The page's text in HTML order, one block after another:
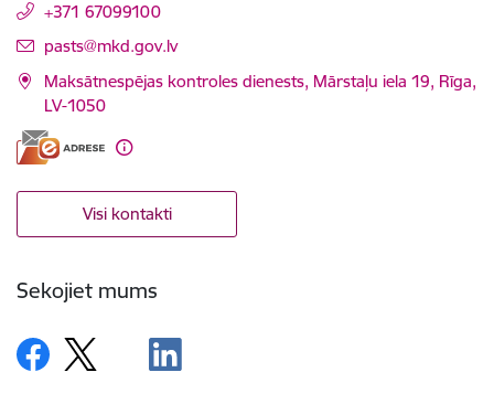
+371 67099100
E-pasts:
pasts@mkd.gov.lv
Maksātnespējas kontroles dienests, Mārstaļu iela 19, Rīga,
LV-1050
Visi kontakti
Sekojiet mums